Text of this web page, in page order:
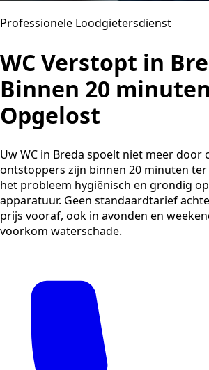
Professionele Loodgietersdienst
WC Verstopt in
Binnen 20 minuten
Opgelost
Uw WC in Breda spoelt niet meer door
ontstoppers zijn binnen 20 minuten ter
het probleem hygiënisch en grondig
apparatuur. Geen standaardtarief
prijs vooraf, ook in avonden en
voorkom waterschade.